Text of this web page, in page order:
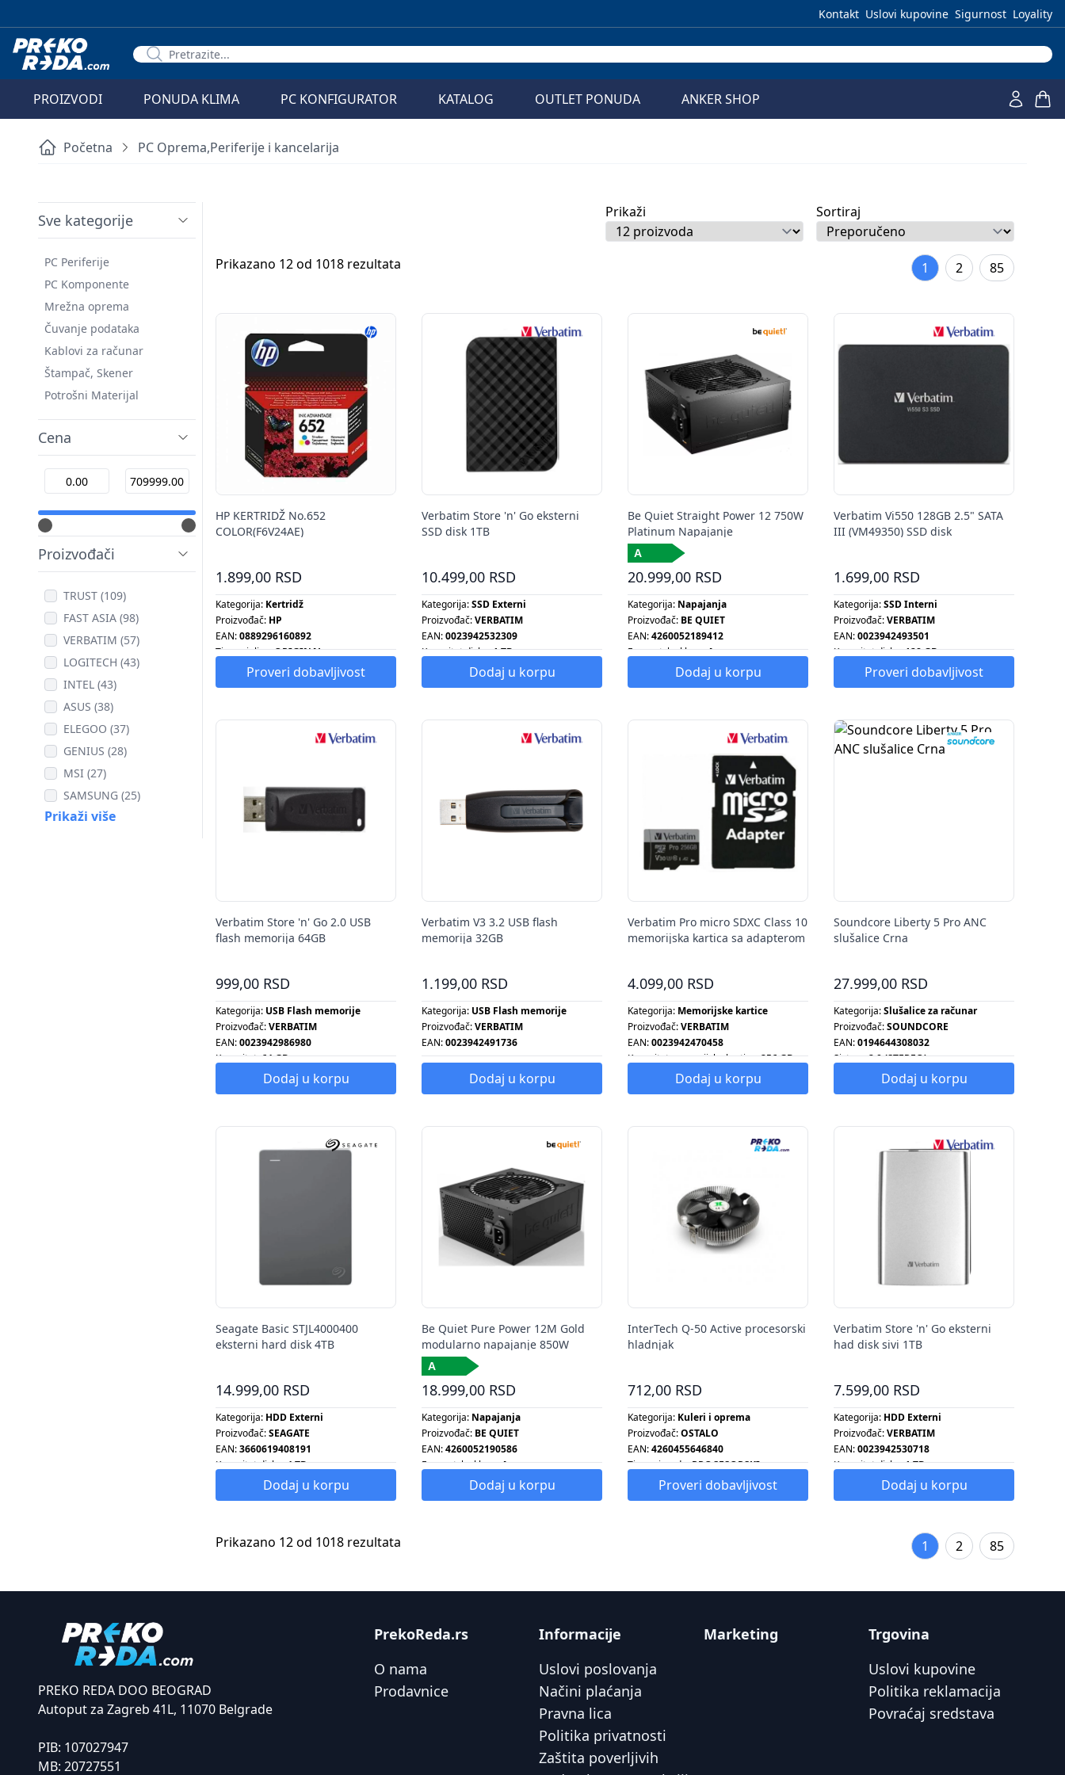
Kontakt Uslovi kupovine Sigurnost Loyality
PROIZVODI PONUDA KLIMA PC KONFIGURATOR KATALOG OUTLET PONUDA ANKER SHOP
Početna PC Oprema,Periferije i kancelarija
Sve kategorije
PC Periferije
PC Komponente
Mrežna oprema
Čuvanje podataka
Kablovi za računar
Štampač, Skener
Potrošni Materijal
Cena
Proizvođači
TRUST (109)
FAST ASIA (98)
VERBATIM (57)
LOGITECH (43)
INTEL (43)
ASUS (38)
ELEGOO (37)
GENIUS (28)
MSI (27)
SAMSUNG (25)
Prikaži više
Prikaži Sortiraj
Prikazano 12 od 1018 rezultata 1 2 85
HP KERTRIDŽ No.652
COLOR(F6V24AE)
1.899,00 RSD
Kategorija: Kertridž
Proizvođač: HP
EAN:0889296160892
Tip grejalice:ORIGINAL
Tip radijatora:ORIGINAL
Tip šporeta:
Proveri dobavljivost
Verbatim Store 'n' Go eksterni
SSD disk 1TB
10.499,00 RSD
Kategorija:SSD Externi
Proizvođač:VERBATIM
EAN:0023942532309
Kapacitet diska:1 TB
Dodaj u korpu
Be Quiet Straight Power 12 750W
Platinum Napajanje
20.999,00 RSD
Kategorija: Napajanja
Proizvođač: BE QUIET
EAN:4260052189412
Energetska klasa:A
750 W
Dodaj u korpu
Verbatim Vi550 128GB 2.5" SATA
III (VM49350) SSD disk
1.699,00 RSD
Kategorija:SSD Interni
Proizvođač:VERBATIM
EAN:0023942493501
Kapacitet diska:128 GB
Proveri dobavljivost
Verbatim Store 'n' Go 2.0 USB
flash memorija 64GB
999,00 RSD
Kategorija: USB Flash memorije
Proizvođač:VERBATIM
EAN:0023942986980
Kapacitet:64 GB
Kapacitet klima uređaja:64 GB
Dodaj u korpu
Verbatim V3 3.2 USB flash
memorija 32GB
1.199,00 RSD
Kategorija: USB Flash memorije
Proizvođač:VERBATIM
EAN:0023942491736
Dodaj u korpu
Verbatim Pro micro SDXC Class 10
memorijska kartica sa adapterom
4.099,00 RSD
Kategorija: Memorijske kartice
Proizvođač:VERBATIM
EAN:0023942470458
Kapacitet memorijske kartice:256 GB
Tip fleš kartice:MICROSDXC
Dodaj u korpu
Soundcore Liberty 5 Pro ANC
slušalice Crna
27.999,00 RSD
Kategorija:Slušalice za računar
Proizvođač:SOUNDCORE
EAN:0194644308032
Sistem:2.0 (STEREO)
Tip grejalice:PUNJIVA BATERIJA
Tip radijatora:
PUNJIVA BATERIJA
Dodaj u korpu
Seagate Basic STJL4000400
eksterni hard disk 4TB
14.999,00 RSD
Kategorija: HDD Externi
Proizvođač:SEAGATE
EAN:3660619408191
Kapacitet diska:4 TB
Dodaj u korpu
Be Quiet Pure Power 12M Gold
modularno napajanje 850W
18.999,00 RSD
Kategorija: Napajanja
Proizvođač: BE QUIET
EAN:4260052190586
Energetska klasa:A
850 W
Dodaj u korpu
InterTech Q-50 Active procesorski
hladnjak
712,00 RSD
Kategorija: Kuleri i oprema
Proizvođač:OSTALO
EAN:4260455646840
Tip proizvoda:PROCESORSKI
HLADNJAKProveri dobavljivost
Verbatim Store 'n' Go eksterni
had disk sivi 1TB
7.599,00 RSD
Kategorija: HDD Externi
Proizvođač:VERBATIM
EAN:0023942530718
Kapacitet diska:1 TB
Dodaj u korpu
Prikazano 12 od 1018 rezultata 1 2 85
PREKO REDA DOO BEOGRAD
Autoput za Zagreb 41L, 11070 Belgrade
PIB: 107027947
MB: 20727551
PrekoReda.rs
O nama
Prodavnice
Informacije
Uslovi poslovanja
Načini plaćanja
Pravna lica
Politika privatnosti
Zaštita poverljivih
Marketing
Trgovina
Uslovi kupovine
Politika reklamacija
Povraćaj sredstava